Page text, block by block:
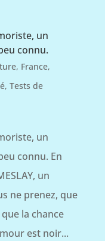
un
connu.
, France,
, Tests de
un
connu. En
un
ne prenez, que
la chance
est noir...